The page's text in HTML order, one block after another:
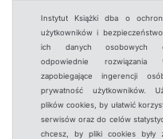
Instytut Książki dba o
użytkowników i
ich danych osobowych
odpowiednie rozwiązania
zapobiegające ingerencji
prywatność użytkowników.
plików cookies, by ułatwić
serwisów oraz do celów
chcesz, by pliki cookies były